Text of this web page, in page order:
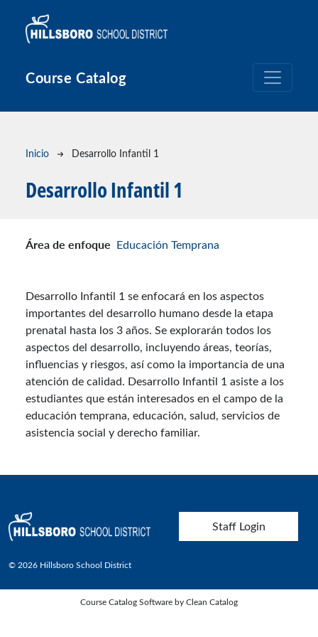
Course Catalog
Ruta de navegación
Inicio Desarrollo Infantil 1
Desarrollo Infantil 1
Área de enfoque Educación Temprana
Desarrollo Infantil 1 se enfocará en los aspectos
importantes del desarrollo humano desde la etapa
prenatal hasta los 3 años. Se explorarán todos los
aspectos del desarrollo, incluyendo áreas, teorías,
influencias y riesgos, así como la importancia de una
atención de calidad. Desarrollo Infantil 1 asiste a los
estudiantes que están interesados en el campo de la
educación temprana, educación, salud, servicios de
asistencia social y derecho familiar.
User account menu
Staff Login
© 2026 Hillsboro School District
Course Catalog Software by Clean Catalog